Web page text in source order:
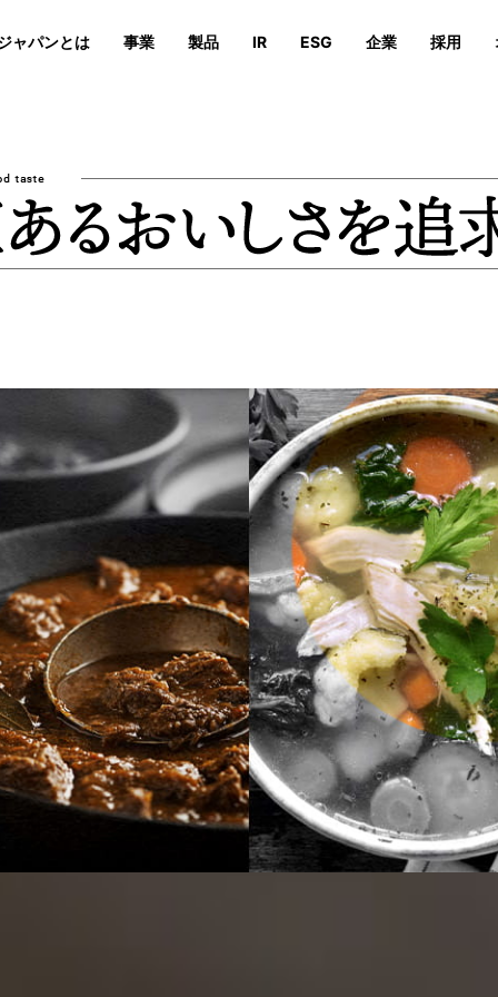
ャパンとは
安心安全の取り組み
事業
オンラインストア
製品
業績・財務 IRイベント
IRライ
投資家向けFAQ
IRお問い合わせ
IR
可能性を追求する活動の特徴 サステナビリティへの取組
ESG
会社概要 沿革 役員、
企業
会社概要 沿革 役員、
採用